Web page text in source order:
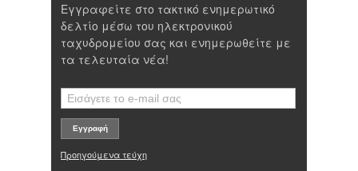
Εγγραφείτε στο τακτικό ενημερωτικό
δελτίο μέσω του ηλεκτρονικού
ταχυδρομείου σας και ενημερωθείτε με
τα τελευταία νέα!
Προηγούμενα τεύχη